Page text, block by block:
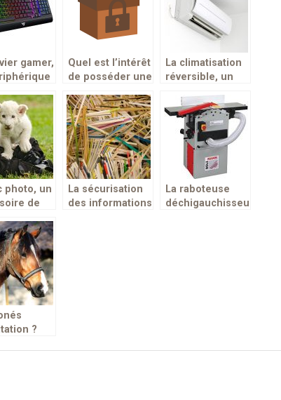
sécurité arrière
gamer,
des
Quel est l’intérêt
de posséder une
La climatisation
réversible, un
double
fonctionnalités
photo, un
de
de
de
La sécurisation
des informations
La raboteuse
déchigauchisseuse,
?